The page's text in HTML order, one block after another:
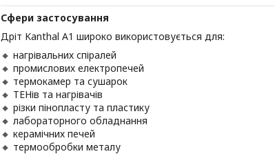
Сфери застосування
Дріт Kanthal A1 широко використовується для:
🔸 нагрівальних спіралей
🔸 промислових електропечей
🔸 термокамер та сушарок
🔸 ТЕНів та нагрівачів
🔸 різки пінопласту та пластику
🔸 лабораторного обладнання
🔸 керамічних печей
🔸 термообробки металу